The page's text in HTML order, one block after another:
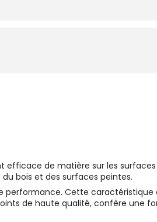
de matière sur les
bois et des surfaces peintes.
performance. Cette
de haute qualité, confère une